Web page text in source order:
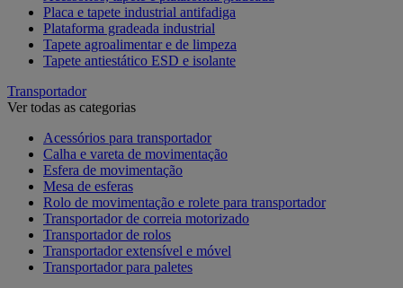
Placa e tapete industrial antifadiga
Plataforma gradeada industrial
Tapete agroalimentar e de limpeza
Tapete antiestático ESD e isolante
Transportador
Ver todas as categorias
Acessórios para transportador
Calha e vareta de movimentação
Esfera de movimentação
Mesa de esferas
Rolo de movimentação e rolete para transportador
Transportador de correia motorizado
Transportador de rolos
Transportador extensível e móvel
Transportador para paletes